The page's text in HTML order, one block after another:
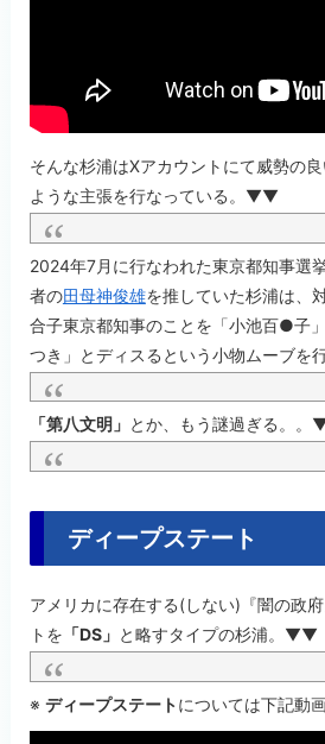
そんな杉浦はXアカウントにて威勢の
ような主張を行なっている。▼▼
2024年7月に行なわれた東京都知事選
者の田母神俊雄を推していた杉浦は、
合子東京都知事のことを「小池百●子
つき」とディスるという小物ムーブ
「第八文明」 とか、もう謎過ぎる。
ディープステート
アメリカに存在する(しない)『闇の政
トを 「DS」 と略すタイプの杉浦。▼▼
※ ディープステートについては下記動